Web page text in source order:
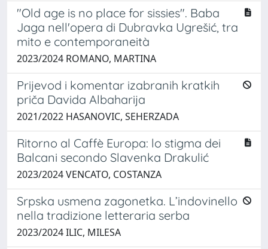
"Old age is no place for sissies". Baba
Jaga nell'opera di Dubravka Ugrešić, tra
mito e contemporaneità
2023/2024 ROMANO, MARTINA
Prijevod i komentar izabranih kratkih
priča Davida Albaharija
2021/2022 HASANOVIC, SEHERZADA
Ritorno al Caffè Europa: lo stigma dei
Balcani secondo Slavenka Drakulić
2023/2024 VENCATO, COSTANZA
Srpska usmena zagonetka. L’indovinello
nella tradizione letteraria serba
2023/2024 ILIC, MILESA